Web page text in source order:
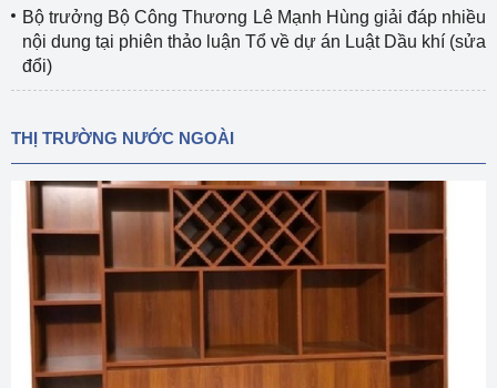
Bộ trưởng Bộ Công Thương Lê Mạnh Hùng giải đáp nhiều
nội dung tại phiên thảo luận Tổ về dự án Luật Dầu khí (sửa
đổi)
THỊ TRƯỜNG NƯỚC NGOÀI